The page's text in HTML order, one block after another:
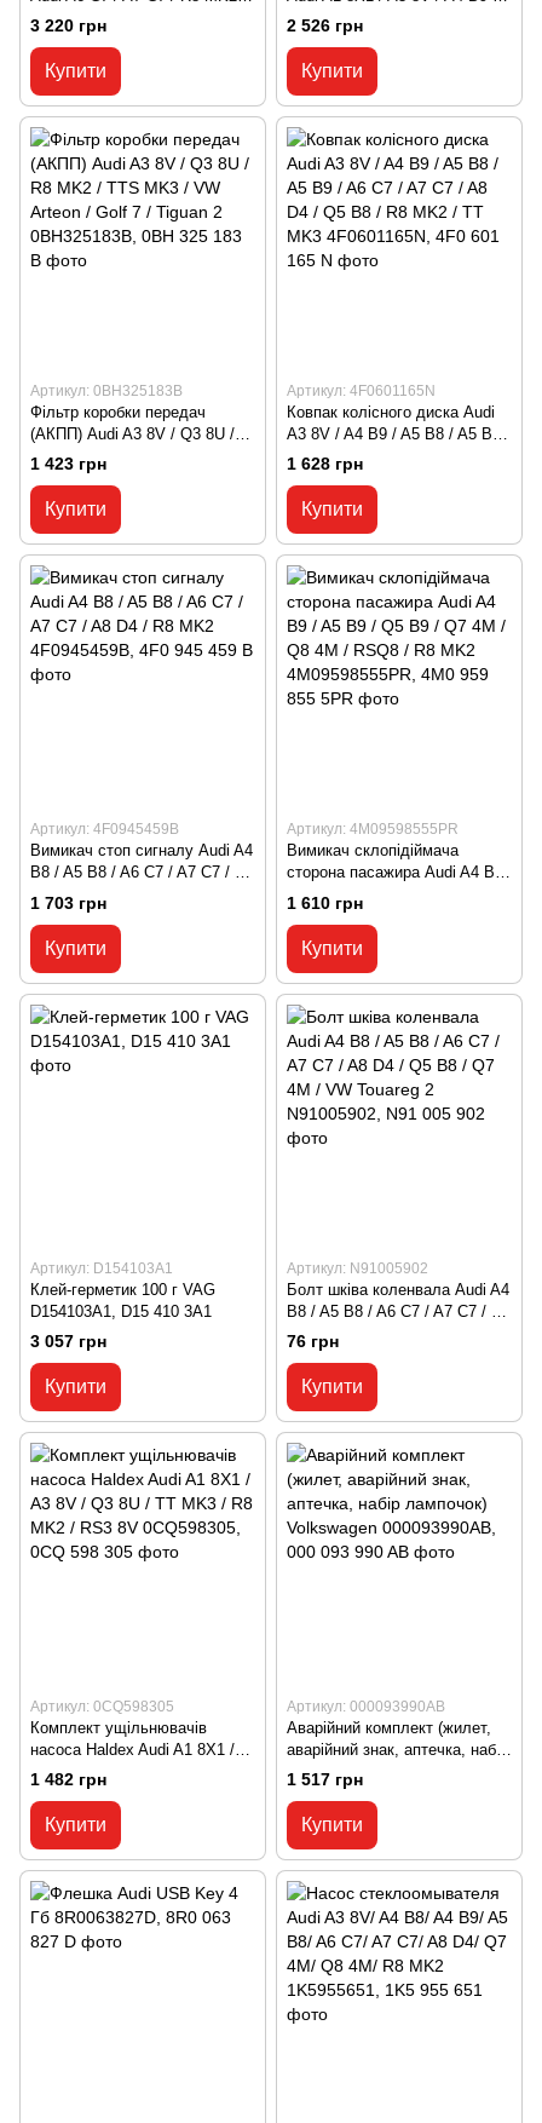
VW CC / Passat B8 / Touareg 2
06J906051C, 06J 906 051 C
3 220 грн
Купити
A5 B9 / A7 C8 / Q5 B9 / Q7 4M
06L109311, 06L 109 311
2 526 грн
Купити
Артикул: 0BH325183B
Фільтр коробки передач
(АКПП) Audi A3 8V / Q3 8U /
R8 MK2 / TTS MK3 / VW
Arteon / Golf 7 / Tiguan 2
0BH325183B, 0BH 325 183 B
1 423 грн
Купити
Артикул: 4F0601165N
Ковпак колісного диска Audi
A3 8V / A4 B9 / A5 B8 / A5 B9 /
A6 C7 / A7 C7 / A8 D4 / Q5 B8
/ R8 MK2 / TT MK3
4F0601165N, 4F0 601 165 N
1 628 грн
Купити
Артикул: 4F0945459B
Вимикач стоп сигналу Audi A4
B8 / A5 B8 / A6 C7 / A7 C7 / A8
D4 / R8 MK2 4F0945459B, 4F0
945 459 B
1 703 грн
Купити
Артикул: 4M09598555PR
Вимикач склопідіймача
сторона пасажира Audi A4 B9 /
A5 B9 / Q5 B9 / Q7 4M / Q8
4M / RSQ8 / R8 MK2
4M09598555PR, 4M0 959 855
5PR
1 610 грн
Купити
Артикул: D154103A1
Клей-герметик 100 г VAG
D154103A1, D15 410 3A1
3 057 грн
Купити
Артикул: N91005902
Болт шківа коленвала Audi A4
B8 / A5 B8 / A6 C7 / A7 C7 / A8
D4 / Q5 B8 / Q7 4M / VW
Touareg 2 N91005902, N91 005
902
76 грн
Купити
Артикул: 0CQ598305
Комплект ущільнювачів
насоса Haldex Audi A1 8X1 /
A3 8V / Q3 8U / TT MK3 / R8
MK2 / RS3 8V 0CQ598305,
0CQ 598 305
1 482 грн
Купити
Артикул: 000093990AB
Аварійний комплект (жилет,
аварійний знак, аптечка, набір
лампочок) Volkswagen
000093990AB, 000 093 990 AB
1 517 грн
Купити